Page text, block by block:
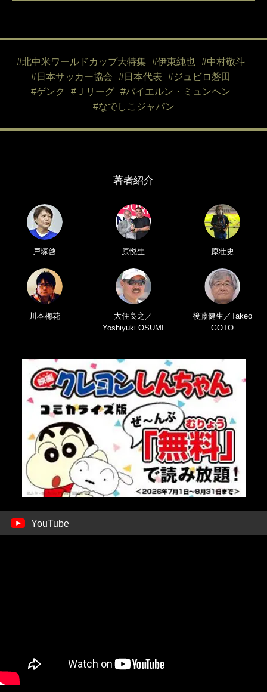
#北中米ワールドカップ大特集 #伊東純也
#中村敬斗
#日本サッカー協会
#日本代表
#ジュビロ磐田
#ゲンク
#Ｊリーグ
#バイエルン・ミュンヘン
#なでしこジャパン
著者紹介
戸塚啓 原悦生 原壮史
川本梅花
大住良之／
Yoshiyuki OSUMI
後藤健生／Takeo
GOTO
YouTube